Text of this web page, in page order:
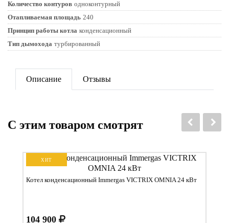
Количество контуров одноконтурный
Отапливаемая площадь 240
Принцип работы котла конденсационный
Тип дымохода турбированный
Описание Отзывы
C этим товаром смотрят
ХИТ
Котел конденсационный Immergas VICTRIX OMNIA 24 кВт
104 900